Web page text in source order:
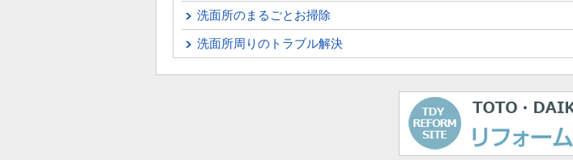
洗面所のまるごとお掃除
洗面所周りのトラブル解決